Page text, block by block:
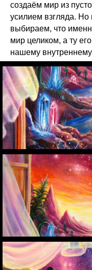
создаём мир из
усилием взгляда.
выбираем, что
мир целиком, а ту
нашему